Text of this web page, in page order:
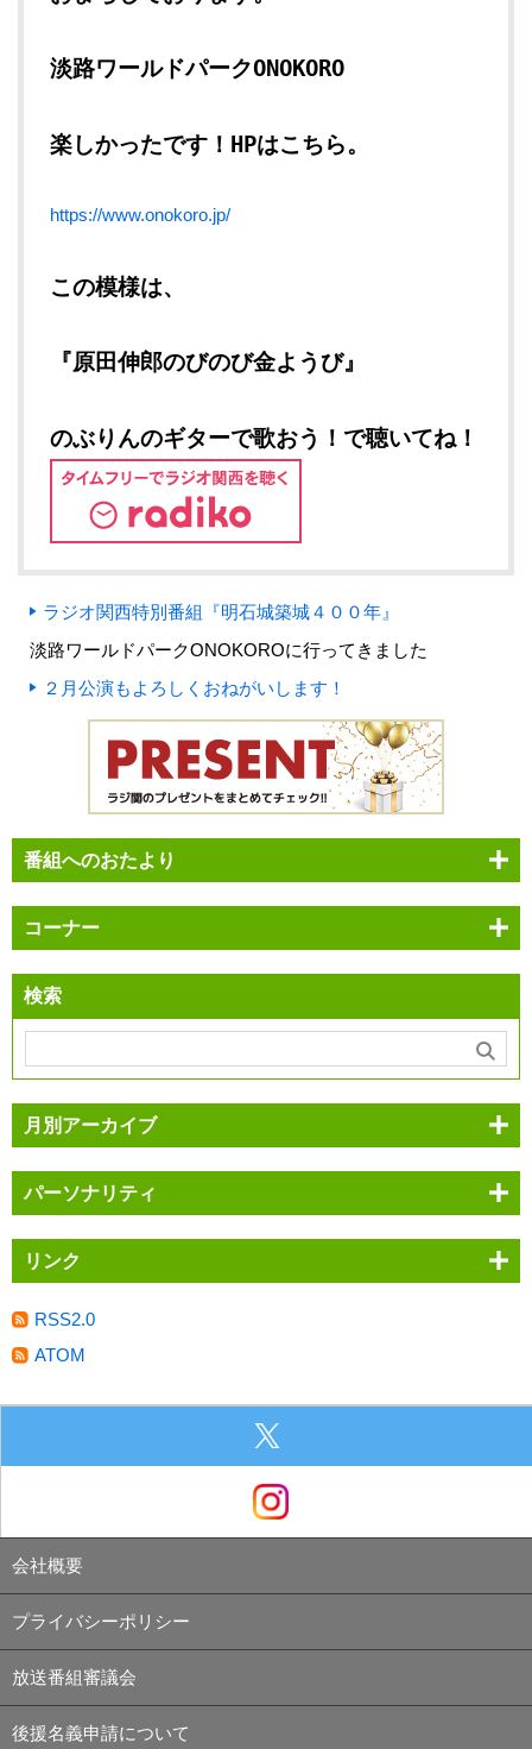
淡路ワールドパークONOKORO
楽しかったです！HPはこちら。
https://www.onokoro.jp/
この模様は、
『原田伸郎のびのび金ようび』
のぶりんのギターで歌おう！で聴いてね！
ラジオ関西特別番組『明石城築城４００年』
淡路ワールドパークONOKOROに行ってきました
２月公演もよろしくおねがいします！
番組へのおたより
コーナー
検索
月別アーカイブ
パーソナリティ
リンク
RSS2.0
ATOM
会社概要
プライバシーポリシー
放送番組審議会
後援名義申請について